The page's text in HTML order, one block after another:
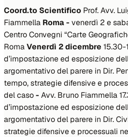
Coord.to Scientifico Prof. Avv.
Fiammella Roma - venerdì 2 e
Centro Convegni “Carte
RomaVenerdì 2 dicembre 15.30-
d’impostazione ed esposizione
argomentativo del parere in Dir.
tempo, strategie difensive e
del caso- Avv. Bruno Fiammella
d’impostazione ed esposizione
argomentativo del parere in Dir.
strategie difensive e processuali